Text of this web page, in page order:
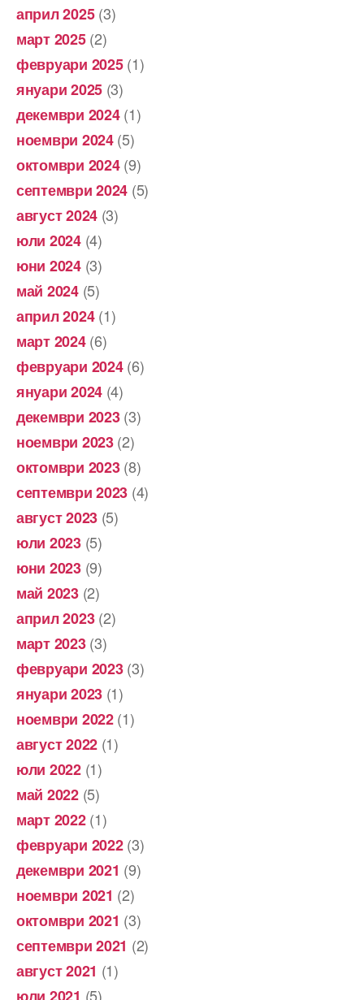
април 2025(3)
март 2025(2)
февруари 2025(1)
януари 2025 (3)
декември 2024(1)
ноември 2024(5)
октомври 2024(9)
септември 2024 (5)
август 2024 (3)
юли 2024(4)
юни 2024(3)
май 2024(5)
април 2024(1)
март 2024(6)
февруари 2024(6)
януари 2024 (4)
декември 2023(3)
ноември 2023(2)
октомври 2023(8)
септември 2023 (4)
август 2023 (5)
юли 2023(5)
юни 2023(9)
май 2023(2)
април 2023(2)
март 2023(3)
февруари 2023(3)
януари 2023 (1)
ноември 2022(1)
август 2022 (1)
юли 2022(1)
май 2022(5)
март 2022(1)
февруари 2022(3)
декември 2021 (9)
ноември 2021 (2)
октомври 2021 (3)
септември 2021 (2)
август 2021 (1)
(5)